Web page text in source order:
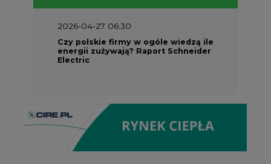
2026-04-27 06:30
Czy polskie firmy w ogóle wiedzą ile
energii zużywają? Raport Schneider
Electric